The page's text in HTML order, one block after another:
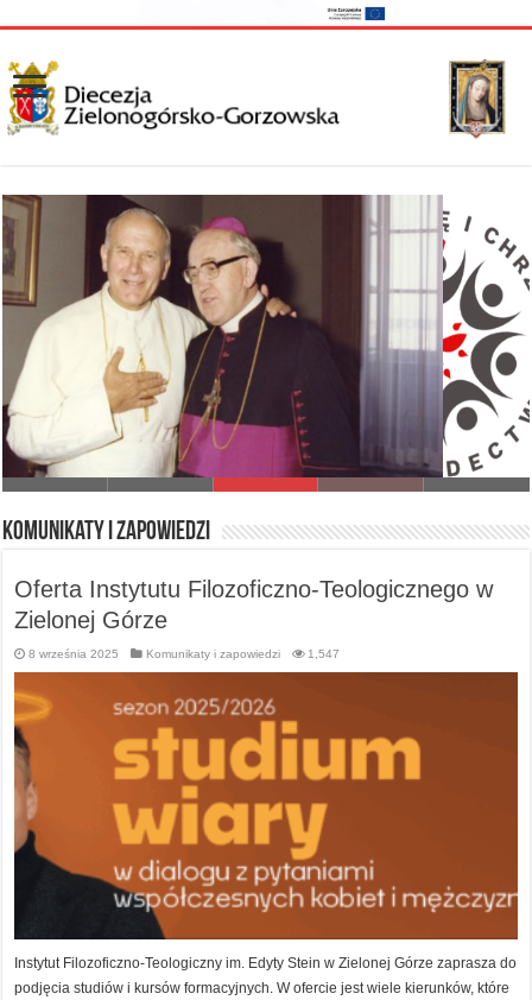
I Synod Diecezji Zielonogórsko-Gorzowskiej
Komunikaty i zapowiedzi
Oferta Instytutu Filozoficzno-Teologicznego w
Zielonej Górze
8 września 2025 Komunikaty i zapowiedzi 1,547
Instytut Filozoficzno-Teologiczny im. Edyty Stein w Zielonej Górze zaprasza do
podjęcia studiów i kursów formacyjnych. W ofercie jest wiele kierunków, które